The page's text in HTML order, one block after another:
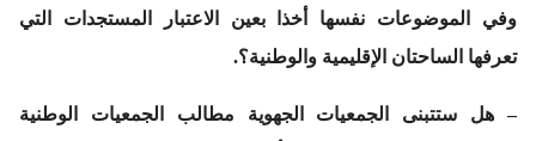
وفي الموضوعات نفسها أخذا بعين الاعتبار المستجدات التي
تعرفها الساحتان الإقليمية والوطنية؟.
– هل ستتبنى الجمعيات الجهوية مطالب الجمعيات الوطنية